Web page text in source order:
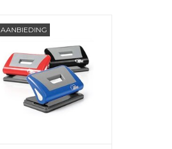
AANBIEDING
vellen, P210MN blauw
TOEVOEGEN AAN
WINKELWAGEN